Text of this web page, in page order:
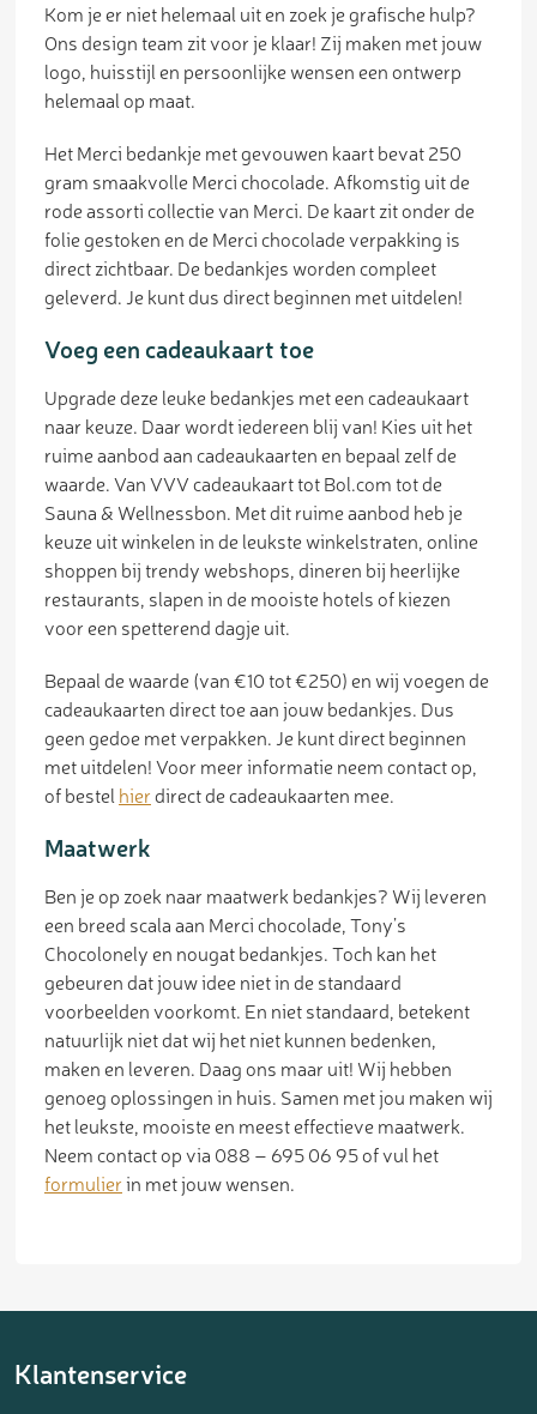
Kom je er niet helemaal uit en zoek je grafische hulp?
Ons design team zit voor je klaar! Zij maken met jouw
logo, huisstijl en persoonlijke wensen een ontwerp
helemaal op maat.
Het Merci bedankje met gevouwen kaart bevat 250
gram smaakvolle Merci chocolade. Afkomstig uit de
rode assorti collectie van Merci. De kaart zit onder de
folie gestoken en de Merci chocolade verpakking is
direct zichtbaar. De bedankjes worden compleet
geleverd. Je kunt dus direct beginnen met uitdelen!
Voeg een cadeaukaart toe
Upgrade deze leuke bedankjes met een cadeaukaart
naar keuze. Daar wordt iedereen blij van! Kies uit het
ruime aanbod aan cadeaukaarten en bepaal zelf de
waarde. Van VVV cadeaukaart tot Bol.com tot de
Sauna & Wellnessbon. Met dit ruime aanbod heb je
keuze uit winkelen in de leukste winkelstraten, online
shoppen bij trendy webshops, dineren bij heerlijke
restaurants, slapen in de mooiste hotels of kiezen
voor een spetterend dagje uit.
Bepaal de waarde (van €10 tot €250) en wij voegen de
cadeaukaarten direct toe aan jouw bedankjes. Dus
geen gedoe met verpakken. Je kunt direct beginnen
met uitdelen! Voor meer informatie neem contact op,
of bestel hierdirect de cadeaukaarten mee.
Maatwerk
Ben je op zoek naar maatwerk bedankjes? Wij leveren
een breed scala aan Merci chocolade, Tony’s
Chocolonely en nougat bedankjes. Toch kan het
gebeuren dat jouw idee niet in de standaard
voorbeelden voorkomt. En niet standaard, betekent
natuurlijk niet dat wij het niet kunnen bedenken,
maken en leveren. Daag ons maar uit! Wij hebben
genoeg oplossingen in huis. Samen met jou maken wij
het leukste, mooiste en meest effectieve maatwerk.
Neem contact op via 088 – 695 06 95 of vul het
formulierin met jouw wensen.
Klantenservice